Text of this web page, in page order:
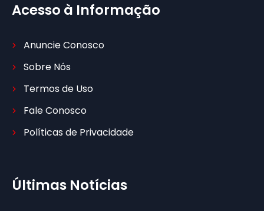
Acesso à Informação
Anuncie Conosco
Sobre Nós
Termos de Uso
Fale Conosco
Políticas de Privacidade
Últimas Notícias